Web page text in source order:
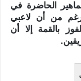
الحاضرة في
من أن لاعبي
بالقمة إلا أن